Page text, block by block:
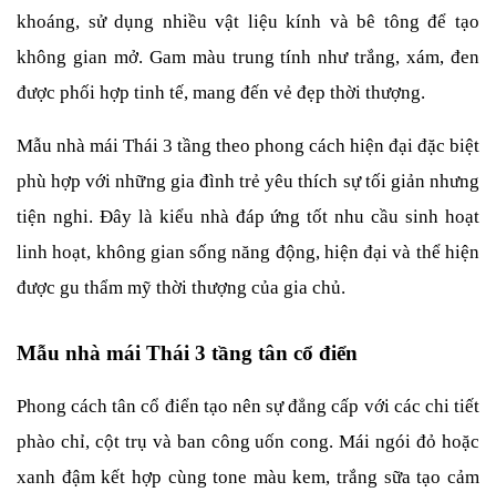
khoáng, sử dụng nhiều vật liệu kính và bê tông để tạo
không gian mở. Gam màu trung tính như trắng, xám, đen
được phối hợp tinh tế, mang đến vẻ đẹp thời thượng.
Mẫu nhà mái Thái 3 tầng theo phong cách hiện đại đặc biệt
phù hợp với những gia đình trẻ yêu thích sự tối giản nhưng
tiện nghi. Đây là kiểu nhà đáp ứng tốt nhu cầu sinh hoạt
linh hoạt, không gian sống năng động, hiện đại và thể hiện
được gu thẩm mỹ thời thượng của gia chủ.
Mẫu nhà mái Thái 3 tầng tân cổ điển
Phong cách tân cổ điển tạo nên sự đẳng cấp với các chi tiết
phào chỉ, cột trụ và ban công uốn cong. Mái ngói đỏ hoặc
xanh đậm kết hợp cùng tone màu kem, trắng sữa tạo cảm